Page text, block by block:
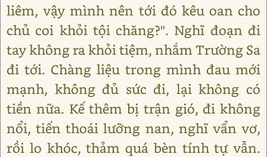
liêm, vậy mình nên tới đó kêu oan cho
chủ coi khỏi tội chăng?". Nghĩ đoạn đi
tay không ra khỏi tiệm, nhắm Trường Sa
đi tới. Chàng liệu trong mình đau mới
mạnh, không đủ sức đi, lại không có
tiền nữa. Kế thêm bị trận gió, đi không
nổi, tiến thoái lưỡng nan, nghĩ vẩn vơ,
rồi lo khóc, thảm quá bèn tính tự vẫn.